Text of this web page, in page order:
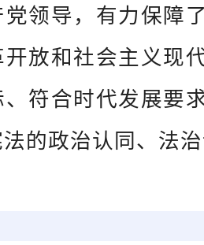
领导，有力保障
放和社会主义现
符合时代发展要
的政治认同、法